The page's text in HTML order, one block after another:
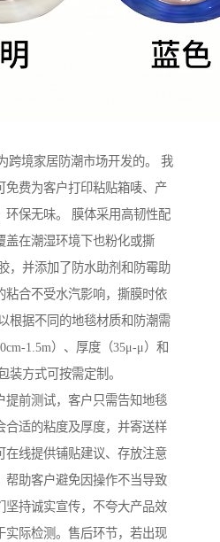
跨境家居防潮市场开发的。 我
免费为客户打印粘贴箱唛、产
环保无味。 膜体采用高韧性配
盖在潮湿环境下也粉化或撕
，并添加了防水助剂和防霉助
粘合不受水汽影响，撕膜时依
根据不同的地毯材质和防潮需
1.5m）、厚度（35μ-μ）和
装方式可按需定制。
提前测试，客户只需告知地毯
合适的粘度及厚度，并寄送样
在线提供铺贴建议、存放注意
帮助客户避免因操作不当导致
坚持诚实宣传，不夸大产品效
实际检测。售后环节，若出现